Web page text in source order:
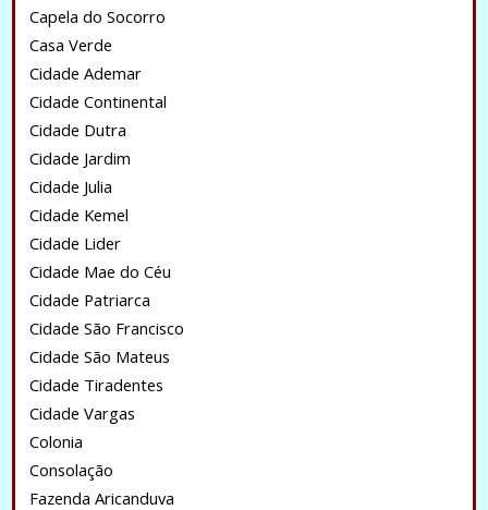
Capela do Socorro
Casa Verde
Cidade Ademar
Cidade Continental
Cidade Dutra
Cidade Jardim
Cidade Julia
Cidade Kemel
Cidade Lider
Cidade Mae do Céu
Cidade Patriarca
Cidade São Francisco
Cidade São Mateus
Cidade Tiradentes
Cidade Vargas
Colonia
Consolação
Fazenda Aricanduva